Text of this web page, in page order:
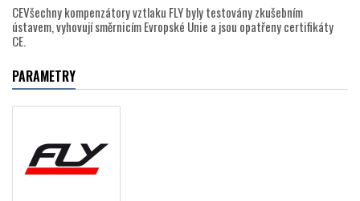
CEVšechny kompenzátory vztlaku FLY byly testovány zkušebním
ústavem, vyhovují směrnicím Evropské Unie a jsou opatřeny certifikáty
CE.
PARAMETRY